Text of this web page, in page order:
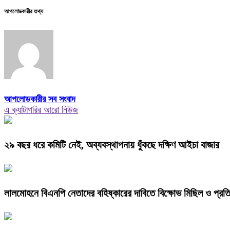
আপলোডকারীর তথ্য
আপলোডকারীর সব সংবাদ
এ ক্যাটাগরির আরো নিউজ
২৯ বছর ধরে কমিটি নেই, অব্যবস্থাপনায় ধুঁকছে দক্ষিণ আইচা বাজার
লালমোহনে বিএনপি নেতাদের বহিষ্কারের দাবিতে বিক্ষোভ মিছিল ও